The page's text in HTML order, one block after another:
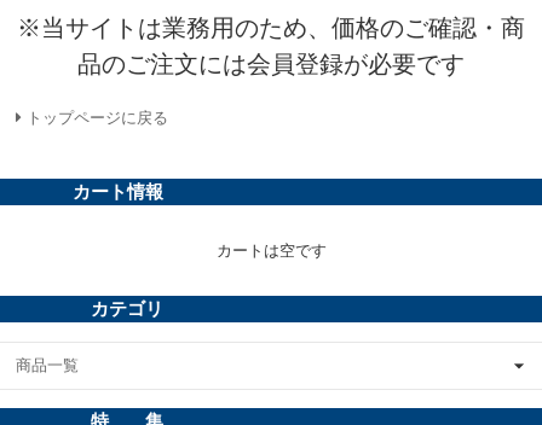
※当サイトは業務用のため、価格のご確認・商
品のご注文には会員登録が必要です
トップページに戻る
カート情報
カートは空です
カテゴリ
商品一覧